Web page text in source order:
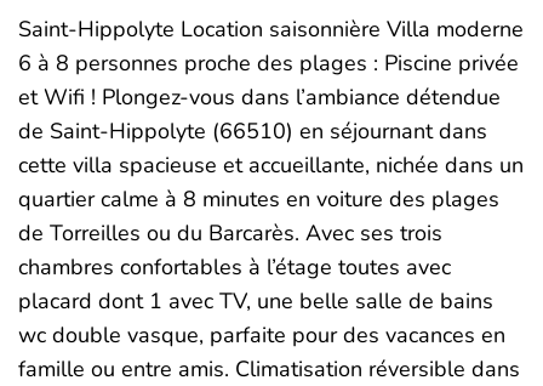
Saint-Hippolyte Location saisonnière Villa moderne
6 à 8 personnes proche des plages : Piscine privée
et Wifi ! Plongez-vous dans l’ambiance détendue
de Saint-Hippolyte (66510) en séjournant dans
cette villa spacieuse et accueillante, nichée dans un
quartier calme à 8 minutes en voiture des plages
de Torreilles ou du Barcarès. Avec ses trois
chambres confortables à l’étage toutes avec
placard dont 1 avec TV, une belle salle de bains
wc double vasque, parfaite pour des vacances en
famille ou entre amis. Climatisation réversible dans